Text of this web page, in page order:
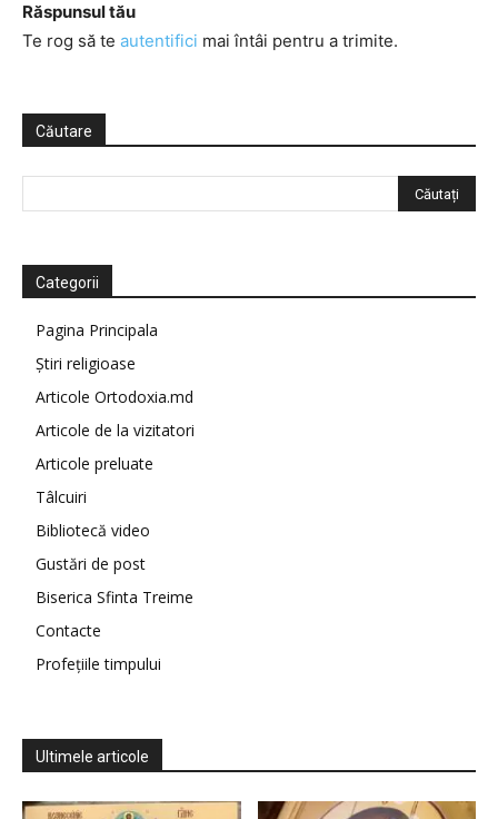
Răspunsul tău
Te rog să te autentifici mai întâi pentru a trimite.
Căutare
Categorii
Pagina Principala
Știri religioase
Articole Ortodoxia.md
Articole de la vizitatori
Articole preluate
Tâlcuiri
Bibliotecă video
Gustări de post
Biserica Sfinta Treime
Contacte
Profețiile timpului
Ultimele articole